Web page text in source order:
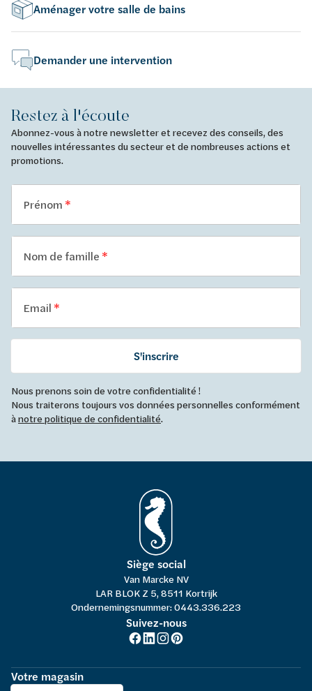
Aménager votre salle de bains
Demander une intervention
Restez à l'écoute
Abonnez-vous à notre newsletter et recevez des conseils, des
nouvelles intéressantes du secteur et de nombreuses actions et
promotions.
Prénom
Nom de famille
Email
S'inscrire
Nous prenons soin de votre confidentialité !
Nous traiterons toujours vos données personnelles conformément
ànotre politique de confidentialité.
Siège social
Van Marcke NV
LAR BLOK Z 5, 8511 Kortrijk
Ondernemingsnummer: 0443.336.223
Suivez-nous
Votre magasin